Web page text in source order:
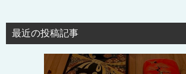
最近の投稿記事